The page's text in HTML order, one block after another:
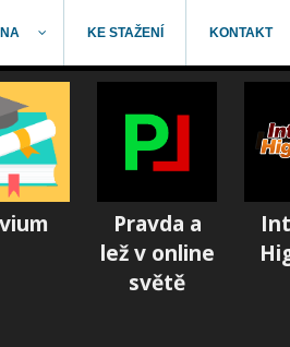
KE STAŽENÍ KONTAKT
Pravda a
lež v online
světě